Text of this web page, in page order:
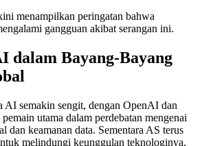
menampilkan peringatan bahwa
gangguan akibat serangan ini.
dalam Bayang-Bayang
AI semakin sengit, dengan OpenAI dan
utama dalam perdebatan mengenai
dan keamanan data. Sementara AS terus
melindungi keunggulan teknologinya,